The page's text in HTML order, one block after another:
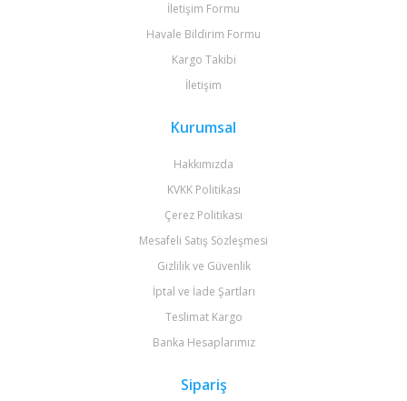
İletişim Formu
Havale Bildirim Formu
Kargo Takibi
İletişim
Kurumsal
Hakkımızda
KVKK Politikası
Çerez Politikası
Mesafeli Satış Sözleşmesi
Gizlilik ve Güvenlik
İptal ve İade Şartları
Teslimat Kargo
Banka Hesaplarımız
Sipariş